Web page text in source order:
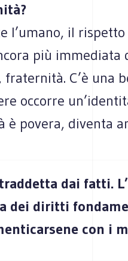
l’umano, il
più immediata
C’è una
occorre
è povera, diventa
dai fatti.
dei diritti
con i